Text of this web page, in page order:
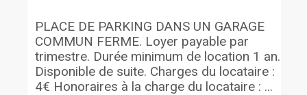
PLACE DE PARKING DANS UN GARAGE
COMMUN FERME. Loyer payable par
trimestre. Durée minimum de location 1 an.
Disponible de suite. Charges du locataire :
4€ Honoraires à la charge du locataire : ...